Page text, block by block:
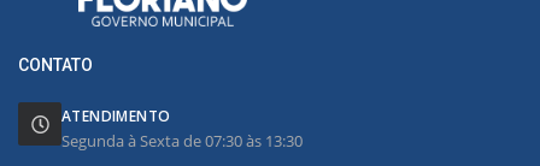
CONTATO
ATENDIMENTO
Segunda à Sexta de 07:30 às 13:30